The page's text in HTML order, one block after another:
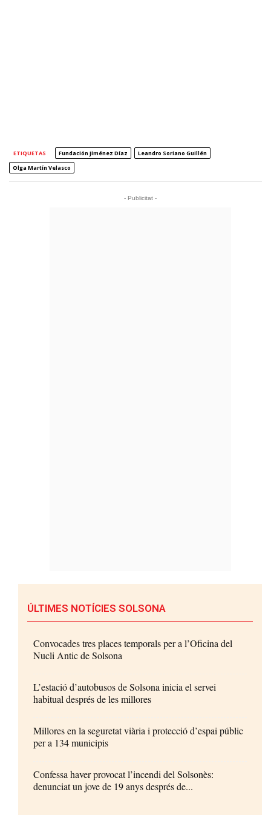
ETIQUETAS Fundación Jiménez Díaz
Leandro Soriano Guillén
Olga Martín Velasco
- Publicitat -
ÚLTIMES NOTÍCIES SOLSONA
Convocades tres places temporals per a l’Oficina del
Nucli Antic de Solsona
L’estació d’autobusos de Solsona inicia el servei
habitual després de les millores
Millores en la seguretat viària i protecció d’espai públic
per a 134 municipis
Confessa haver provocat l’incendi del Solsonès:
denunciat un jove de 19 anys després de...